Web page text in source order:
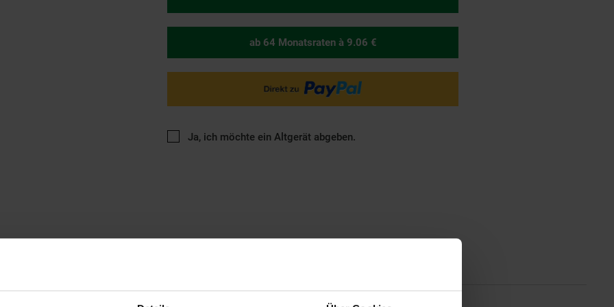
ab 64 Monatsraten à 9.06 €
Ja, ich möchte ein Altgerät abgeben.